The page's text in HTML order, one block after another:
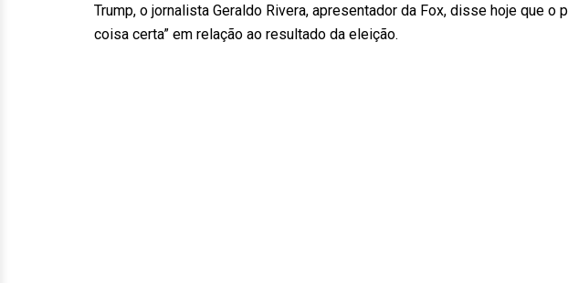
Trump, o jornalista Geraldo Rivera, apresentador da Fox, disse hoje que o
coisa certa” em relação ao resultado da eleição.